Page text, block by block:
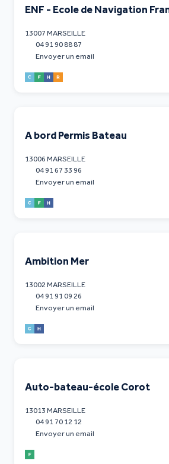
ENF - Ecole de Navigation
13007 MARSEILLE
04 91 90 88 87
Envoyer un email
A bord Permis Bateau
13006 MARSEILLE
04 91 67 33 96
Envoyer un email
Ambition Mer
13002 MARSEILLE
04 91 91 09 26
Envoyer un email
Auto-bateau-école Corot
13013 MARSEILLE
04 91 70 12 12
Envoyer un email